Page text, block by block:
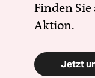
Finden
Aktion.
Jetzt